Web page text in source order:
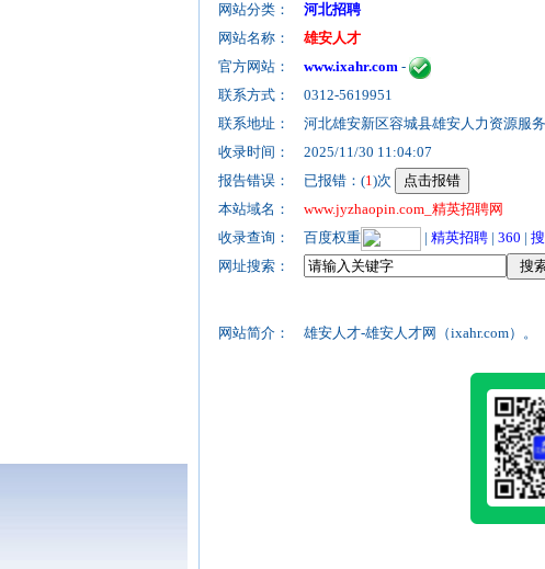
网站分类：
河北招聘
网站名称：
雄安人才
官方网站：
www.ixahr.com -
联系方式：
0312-5619951
联系地址：
河北雄安新区容城县雄安人力资源服
收录时间：
2025/11/30 11:04:07
报告错误：
已报错：(1)次
本站域名：
www.jyzhaopin.com_精英招聘网
收录查询：
百度权重 | 精英招聘 | 360 |
网址搜索：
网站简介： 雄安人才-雄安人才网（ixahr.com）。